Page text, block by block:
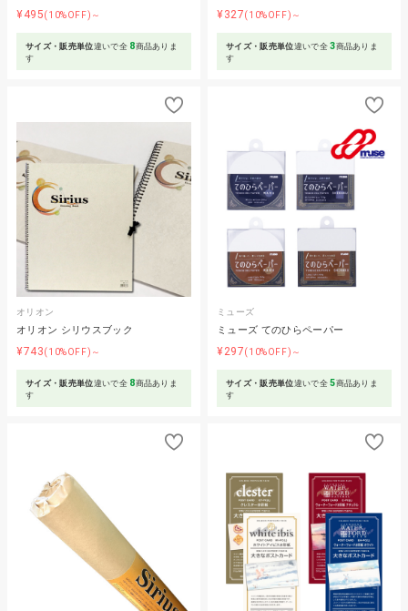
¥495(10%OFF)～
サイズ・販売単位違いで全 8商品ありま
す
¥327(10%OFF)～
サイズ・販売単位違いで全3商品ありま
す
オリオン
オリオン シリウスブック
¥743(10%OFF)～
サイズ・販売単位違いで全 8商品ありま
す
ミューズ
ミューズ てのひらペーパー
¥297(10%OFF)～
サイズ・販売単位違いで全5商品ありま
す